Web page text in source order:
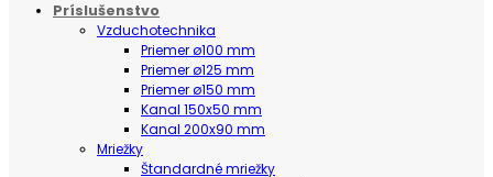
Príslušenstvo
Vzduchotechnika
Priemer ø100 mm
Priemer ø125 mm
Priemer ø150 mm
Kanal 150x50 mm
Kanal 200x90 mm
Mriežky
Štandardné mriežky